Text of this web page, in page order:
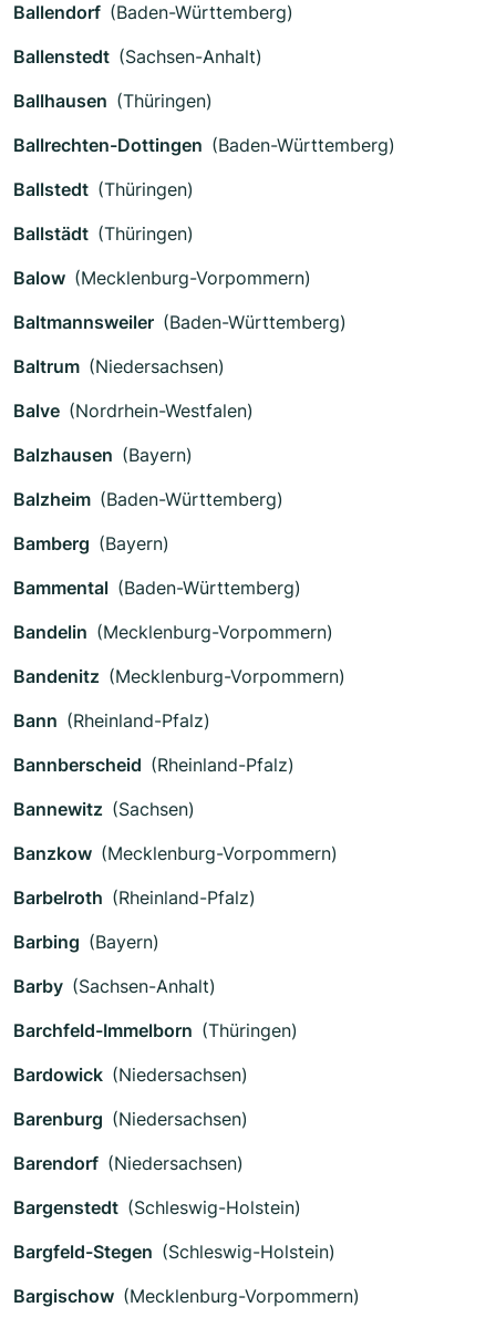
Ballendorf (Baden-Württemberg)
Ballenstedt (Sachsen-Anhalt)
Ballhausen (Thüringen)
Ballrechten-Dottingen (Baden-Württemberg)
Ballstedt (Thüringen)
Ballstädt (Thüringen)
Balow (Mecklenburg-Vorpommern)
Baltmannsweiler (Baden-Württemberg)
Baltrum (Niedersachsen)
Balve (Nordrhein-Westfalen)
Balzhausen (Bayern)
Balzheim (Baden-Württemberg)
Bamberg (Bayern)
Bammental (Baden-Württemberg)
Bandelin (Mecklenburg-Vorpommern)
Bandenitz (Mecklenburg-Vorpommern)
Bann (Rheinland-Pfalz)
Bannberscheid (Rheinland-Pfalz)
Bannewitz (Sachsen)
Banzkow (Mecklenburg-Vorpommern)
Barbelroth (Rheinland-Pfalz)
Barbing (Bayern)
Barby (Sachsen-Anhalt)
Barchfeld-Immelborn (Thüringen)
Bardowick (Niedersachsen)
Barenburg (Niedersachsen)
Barendorf (Niedersachsen)
Bargenstedt (Schleswig-Holstein)
Bargfeld-Stegen (Schleswig-Holstein)
Bargischow (Mecklenburg-Vorpommern)